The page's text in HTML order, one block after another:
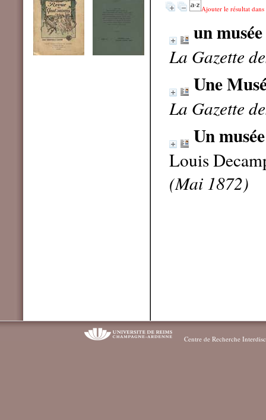
Ajouter le résultat
un
La Gazette
Une
La Gazette
Un
Louis
(Mai 1872)
Centre de Recherche